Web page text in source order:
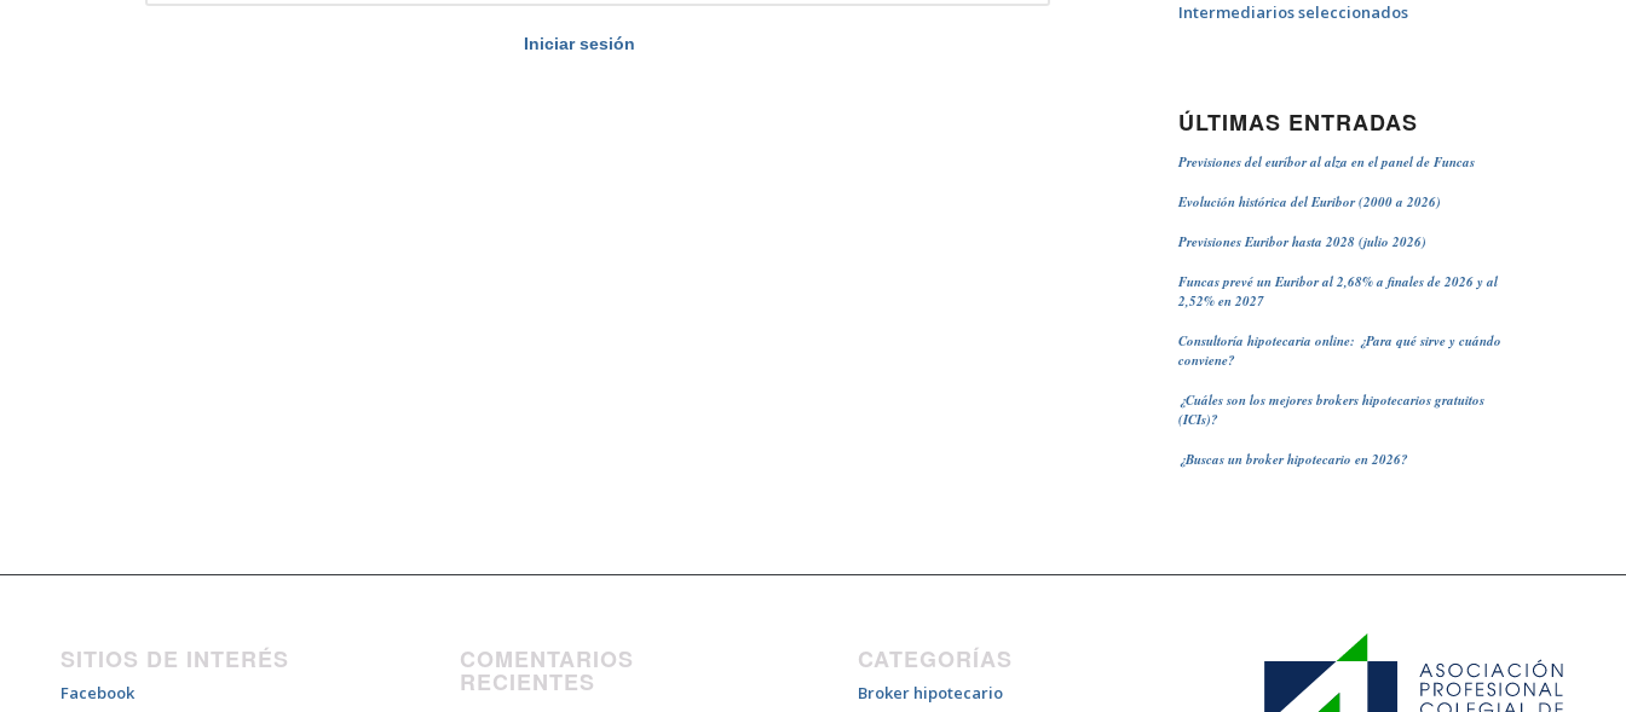
Iniciar sesión
Intermediarios seleccionados
ÚLTIMAS ENTRADAS
Previsiones del euríbor al alza en el panel de Funcas
Evolución histórica del Euribor (2000 a 2026)
Previsiones Euribor hasta 2028 (julio 2026)
Funcas prevé un Euribor al 2,68% a finales de 2026 y al
2,52% en 2027
Consultoría hipotecaria online: ¿Para qué sirve y cuándo
conviene?
¿Cuáles son los mejores brokers hipotecarios gratuitos
(ICIs)?
¿Buscas un broker hipotecario en 2026?
SITIOS DE INTERÉS
Facebook
COMENTARIOS
RECIENTES
CATEGORÍAS
Broker hipotecario